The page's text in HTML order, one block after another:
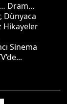
Dram…
Dünyaca
Hikayeler
Sinema